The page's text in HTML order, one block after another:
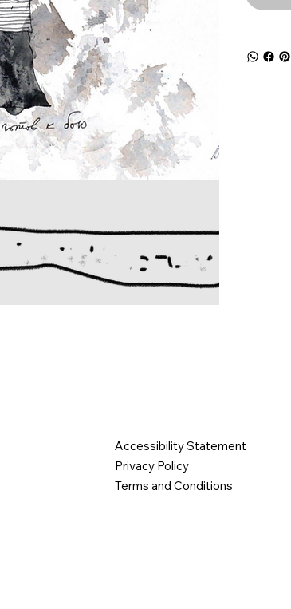
Accessibility Statement
Privacy Policy
Terms and Conditions